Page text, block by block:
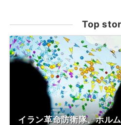
Top
イラン革命防衛隊、ホル